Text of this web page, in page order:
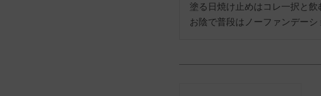
塗る日焼け止めはコレ一択と
お陰で普段はノーファンデーシ